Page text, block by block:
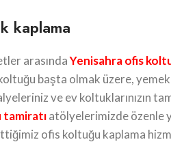
kaplama
arasındaYenisahraofis
başta olmak üzere,
ve ev koltuklarınızın
tamiratıatölyelerimizde özenle
ofis koltuğu kaplama